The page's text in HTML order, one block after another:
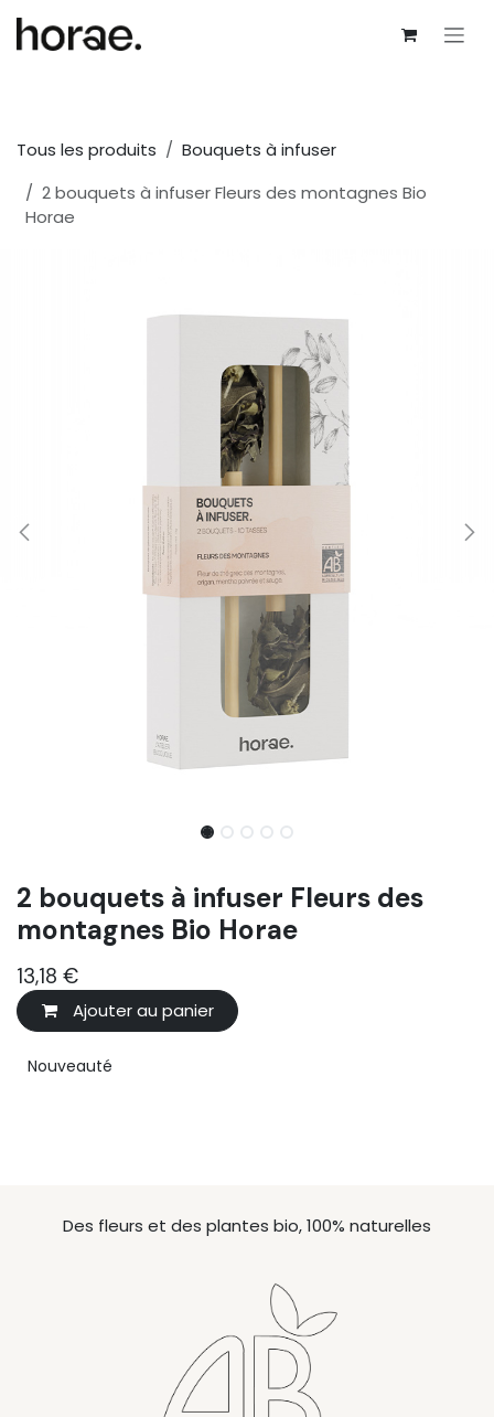
Tous les produits
Bouquets à infuser
2 bouquets à infuser Fleurs des montagnes Bio
Horae
2 bouquets à infuser Fleurs des
montagnes Bio Horae
13,18 €
Ajouter au panier
Nouveauté
Des fleurs et des plantes bio, 100% naturelles